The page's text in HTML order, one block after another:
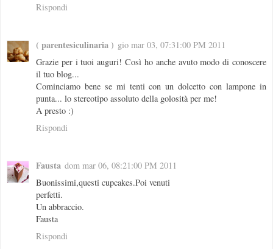
Rispondi
( parentesiculinaria ) gio mar 03, 07:31:00 PM 2011
Grazie per i tuoi auguri! Così ho anche avuto modo di conoscere
il tuo blog...
Cominciamo bene se mi tenti con un dolcetto con lampone in
punta... lo stereotipo assoluto della golosità per me!
A presto :)
Rispondi
Fausta dom mar 06, 08:21:00 PM 2011
Buonissimi,questi cupcakes.Poi venuti
perfetti.
Un abbraccio.
Fausta
Rispondi